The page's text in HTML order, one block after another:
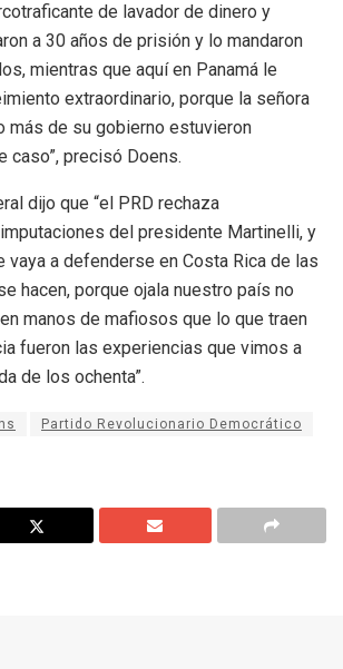
de lavador de dinero y
a 30 años de prisión y lo mandaron
mientras que aquí en Panamá le
extraordinario, porque la señora
más de su gobierno estuvieron
caso”, precisó Doens.
dijo que “el PRD rechaza
del presidente Martinelli, y
vaya a defenderse en Costa Rica de las
hacen, porque ojala nuestro país no
manos de mafiosos que lo que traen
fueron las experiencias que vimos a
de los ochenta”.
Partido Revolucionario Democrático